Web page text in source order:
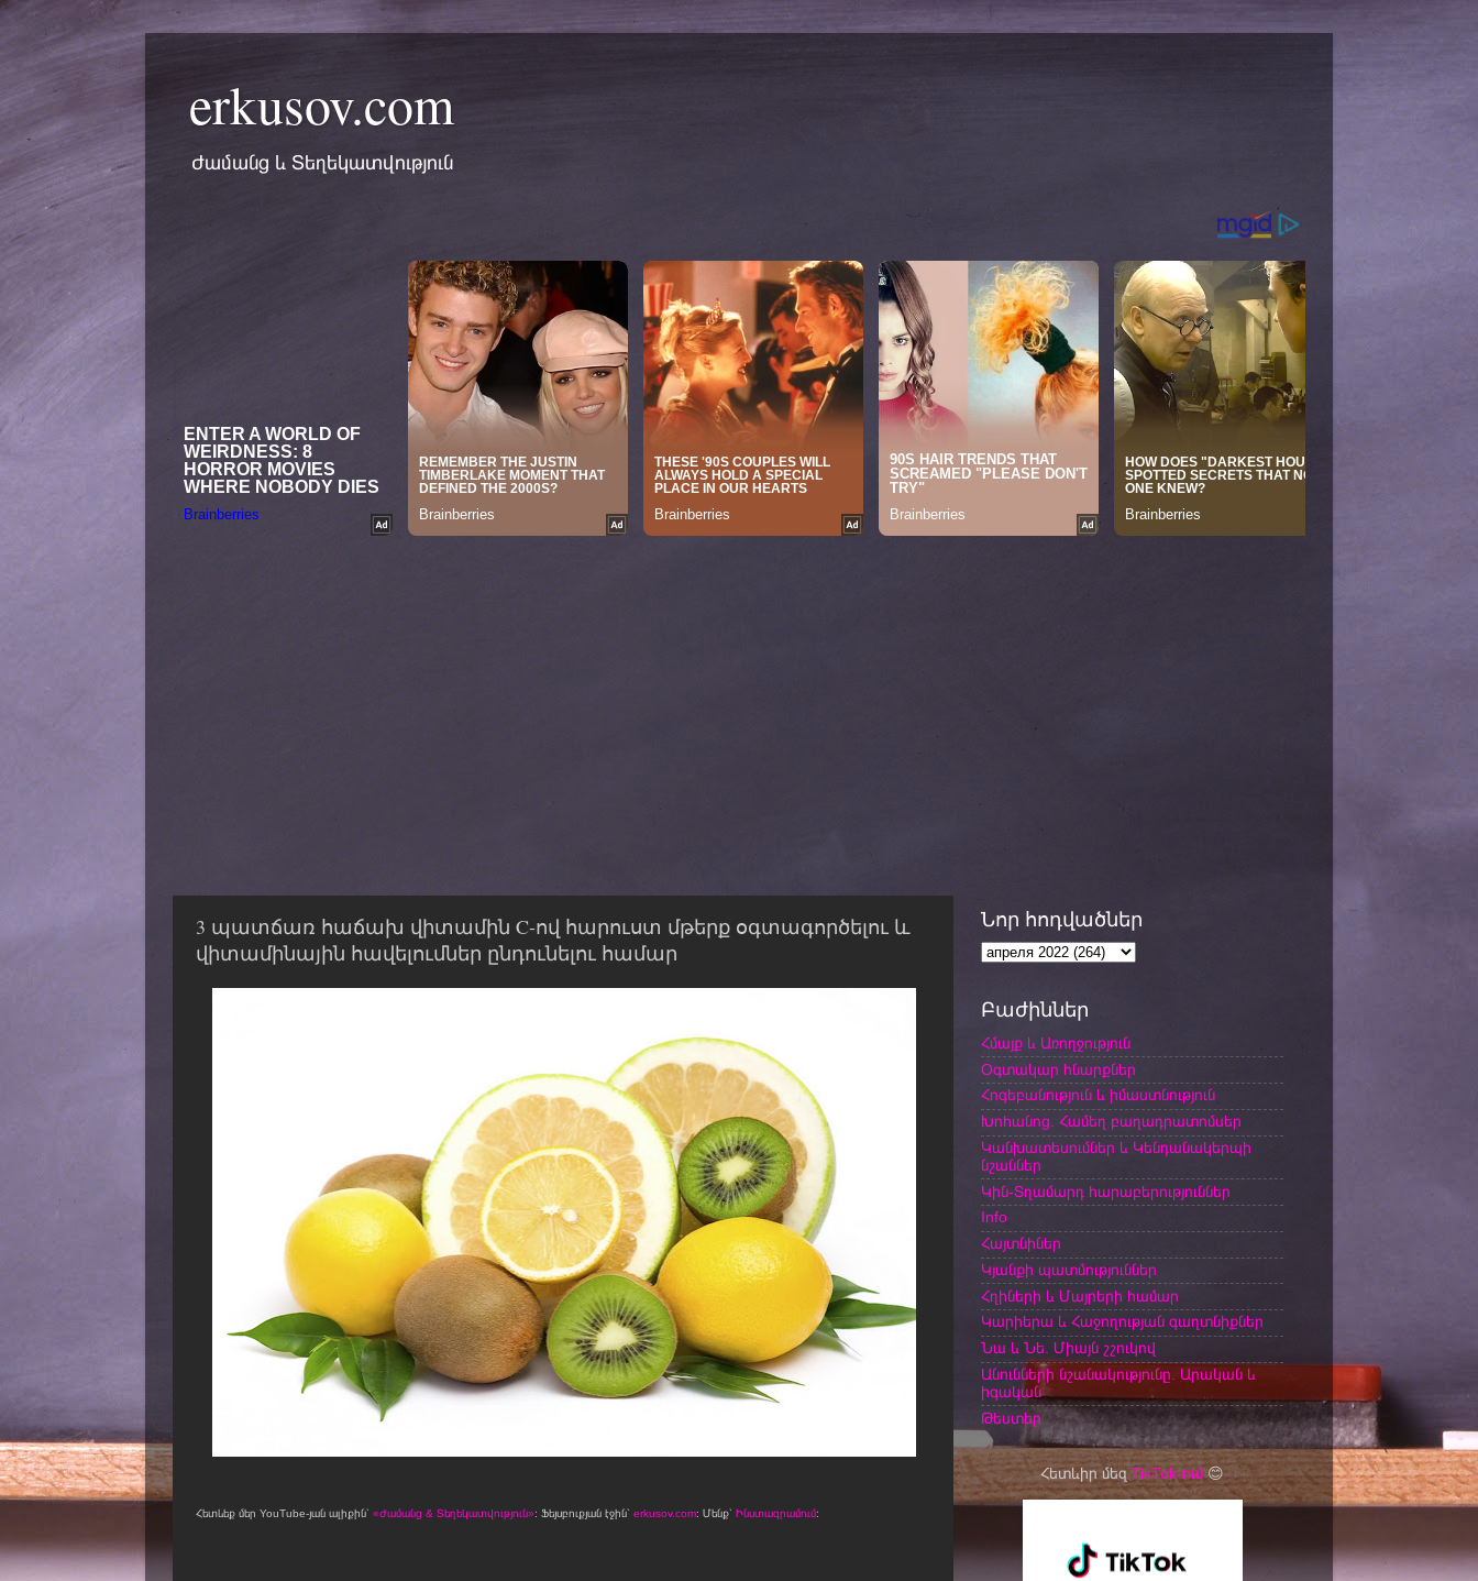
erkusov.com
Ժամանց և Տեղեկատվություն
3 պատճառ հաճախ վիտամին C-ով հարուստ մթերք օգտագործելու և
վիտամինային հավելումներ ընդունելու համար
Հետևեք մեր YouTube-յան ալիքին՝ «Ժամանց & Տեղեկատվություն»։ Ֆեյսբուքյան էջին՝ erkusov.com: Մենք՝ Ինստագրամում։
Նոր հոդվածներ
Բաժիններ
Հմայք և Առողջություն
Օգտակար հնարքներ
Հոգեբանություն և իմաստնություն
Խոհանոց. Համեղ բաղադրատոմսեր
Կանխատեսումներ և Կենդանակերպի
նշաններ
Կին-Տղամարդ հարաբերություններ
Info
Հայտնիներ
Կյանքի պատմություններ
Հղիների և Մայրերի համար
Կարիերա և Հաջողության գաղտնիքներ
Նա և Նե. Միայն շշուկով
Անունների նշանակությունը. Արական և
իգական
Թեստեր
Հետևիր մեզ TikTok-ում😊